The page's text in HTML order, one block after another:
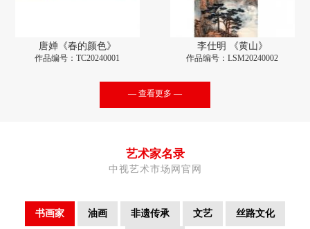
唐婵《春的颜色》
作品编号：TC20240001
李仕明 《黄山》
作品编号：LSM20240002
— 查看更多 —
艺术家名录
中视艺术市场网官网
书画家 油画 非遗传承 文艺 丝路文化